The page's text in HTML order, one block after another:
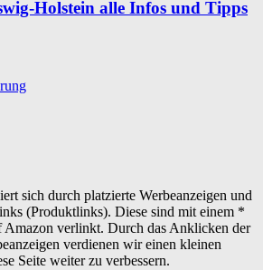
Holstein alle Infos und Tipps
sich durch platzierte Werbeanzeigen und
(Produktlinks). Diese sind mit einem *
Amazon verlinkt. Durch das Anklicken der
verdienen wir einen kleinen
Seite weiter zu verbessern.